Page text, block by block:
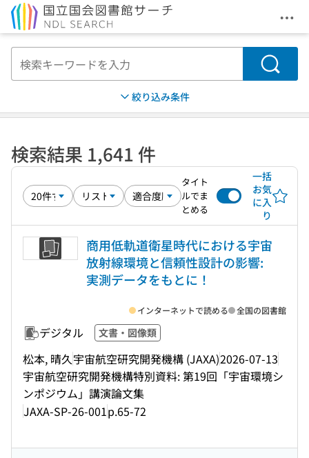
メ
検索
絞り込み条件
検索結果 1,641 件
タイト
ルでま
とめる
一括
お気
に入
り
商用低軌道衛星時代における宇宙
放射線環境と信頼性設計の影響:
実測データをもとに！
デジタル 文書・図像類
松本, 晴久 宇宙航空研究開発機構 (JAXA)2026-07-13
宇宙航空研究開発機構特別資料: 第19回「宇宙環境シ
ンポジウム」講演論文集
JAXA-SP-26-001p.65-72
インターネットで読める 全国の図書館